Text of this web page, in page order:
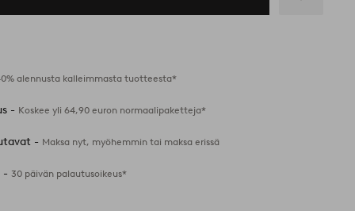
alennusta kalleimmasta tuotteesta*
- Koskee yli 64,90 euron normaalipaketteja*
- Maksa nyt, myöhemmin tai maksa erissä
-30 päivän palautusoikeus*